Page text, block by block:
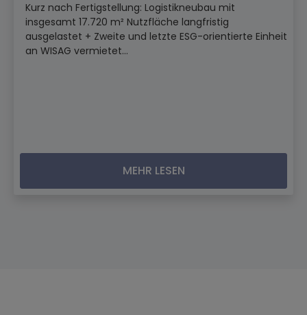
Kurz nach Fertigstellung: Logistikneubau mit
insgesamt 17.720 m² Nutzfläche langfristig
ausgelastet + Zweite und letzte ESG-orientierte Einheit
an WISAG vermietet...
MEHR LESEN